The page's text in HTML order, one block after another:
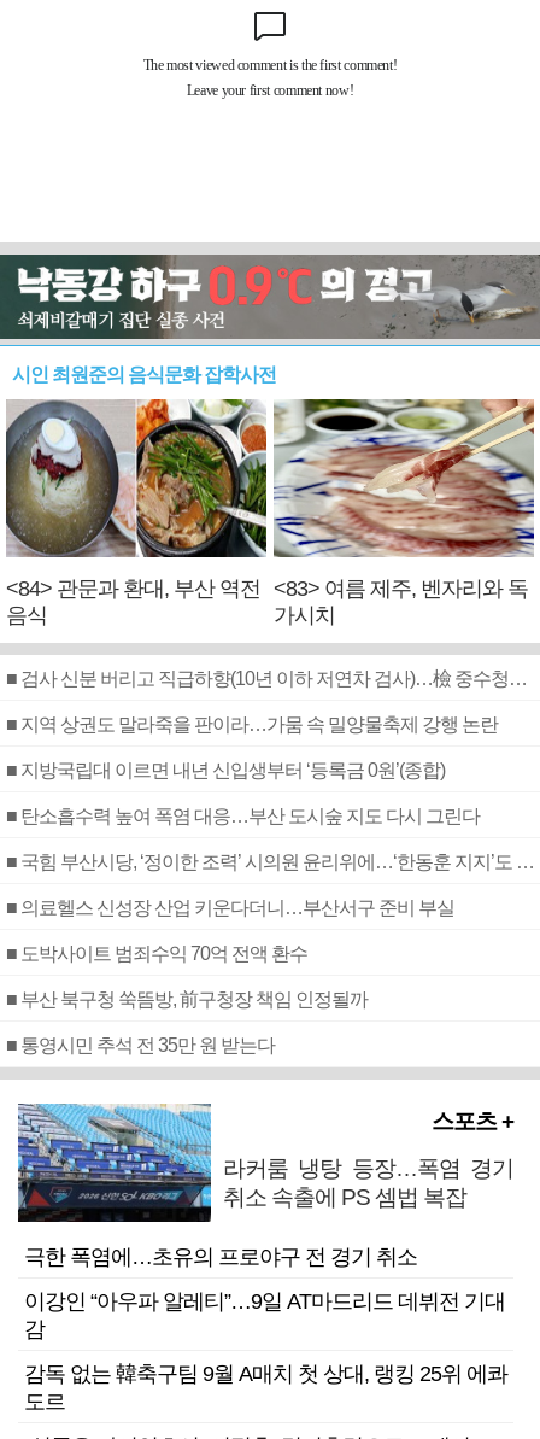
시인 최원준의 음식문화 잡학사전
<84> 관문과 환대, 부산 역전
음식
<83> 여름 제주, 벤자리와 독
가시치
■ 검사 신분 버리고 직급하향(10년 이하 저연차 검사)…檢 중수청행 기피
■ 지역 상권도 말라죽을 판이라…가뭄 속 밀양물축제 강행 논란
■ 지방국립대 이르면 내년 신입생부터 ‘등록금 0원’(종합)
■ 탄소흡수력 높여 폭염 대응…부산 도시숲 지도 다시 그린다
■ 국힘 부산시당, ‘정이한 조력’ 시의원 윤리위에…‘한동훈 지지’도 신고접수
■ 의료헬스 신성장 산업 키운다더니…부산서구 준비 부실
■ 도박사이트 범죄수익 70억 전액 환수
■ 부산 북구청 쑥뜸방, 前구청장 책임 인정될까
■ 통영시민 추석 전 35만 원 받는다
스포츠 +
라커룸 냉탕 등장…폭염 경기
취소 속출에 PS 셈법 복잡
극한 폭염에…초유의 프로야구 전 경기 취소
이강인 “아우파 알레티”…9일 AT마드리드 데뷔전 기대
감
감독 없는 韓축구팀 9월 A매치 첫 상대, 랭킹 25위 에콰
도르